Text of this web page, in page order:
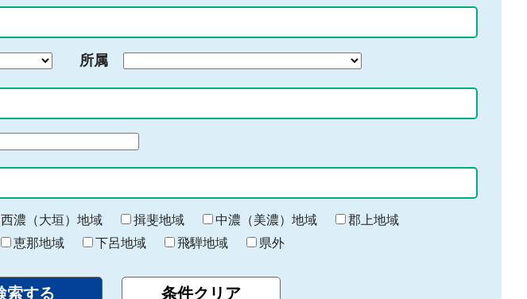
所属
西濃（大垣）地域 揖斐地域 中濃（美濃）地域
郡上地域
恵那地域 下呂地域 飛騨地域 県外